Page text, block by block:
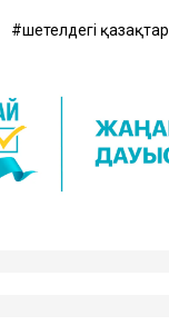
шетелдегі қазақтар